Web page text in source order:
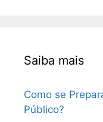
Saiba mais
Como se
Público?